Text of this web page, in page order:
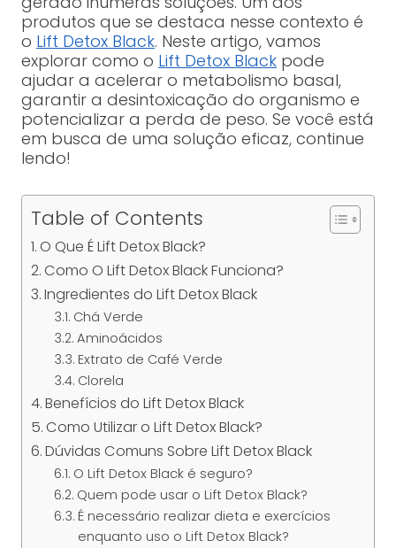
produtos que se destaca nesse contexto é
o Lift Detox Black. Neste artigo, vamos
explorar como o Lift Detox Blackpode
ajudar a acelerar o metabolismo basal,
garantir a desintoxicação do organismo e
potencializar a perda de peso. Se você está
em busca de uma solução eficaz, continue
lendo!
Table of Contents
O Que É Lift Detox Black?
Como O Lift Detox Black Funciona?
Ingredientes do Lift Detox Black
Chá Verde
Aminoácidos
Extrato de Café Verde
Clorela
Benefícios do Lift Detox Black
Como Utilizar o Lift Detox Black?
Dúvidas Comuns Sobre Lift Detox Black
O Lift Detox Black é seguro?
Quem pode usar o Lift Detox Black?
É necessário realizar dieta e exercícios
enquanto uso o Lift Detox Black?